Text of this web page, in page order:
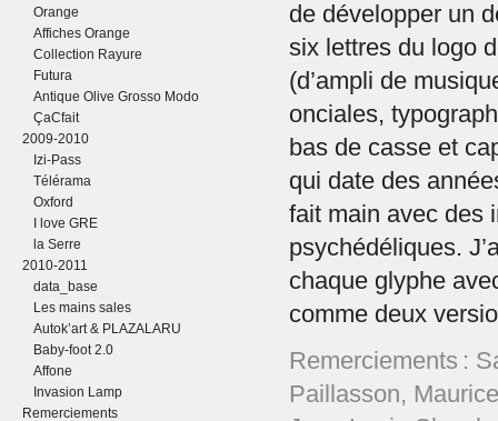
Orange
Affiches Orange
Collection Rayure
Futura
Antique Olive Grosso Modo
ÇaCfait
2009-2010
Izi-Pass
Télérama
Oxford
I love GRE
la Serre
2010-2011
data_base
Les mains sales
Autok’art & PLAZALARU
Baby-foot 2.0
Affone
Invasion Lamp
Remerciements
de développer un
six lettres du logo
(d’ampli de
onciales,
bas de casse et
qui date des
fait main avec des
psychédéliques.
chaque glyphe
comme deux
Remerciements :
Paillasson,